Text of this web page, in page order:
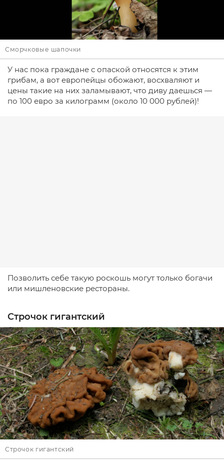
Сморчковые шапочки
У нас пока граждане с опаской относятся к этим
грибам, а вот европейцы обожают, восхваляют и
цены такие на них заламывают, что диву даешься —
по 100 евро за килограмм (около 10 000 рублей)!
Позволить себе такую роскошь могут только богачи
или мишленовские рестораны.
Строчок гигантский
Строчок гигантский